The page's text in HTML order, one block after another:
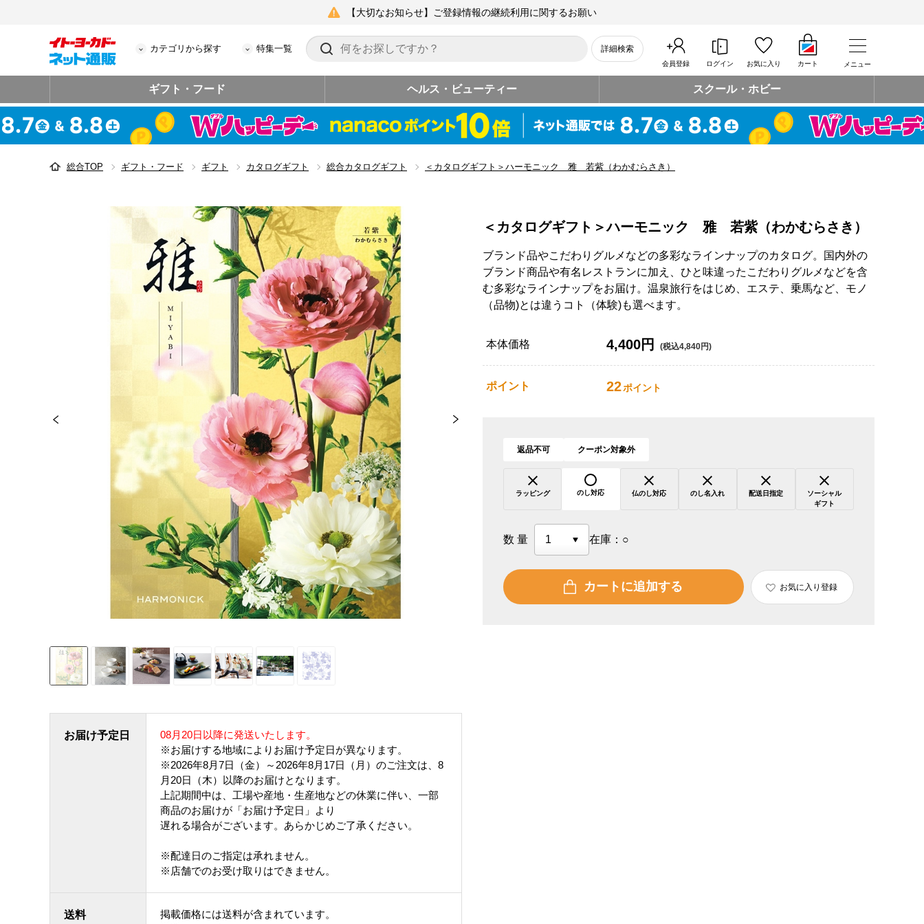
【大切なお知らせ】ご登録情報の継続利用に関するお願い
カテゴリから探す 特集一覧 詳細検索
会員登録 ログイン お気に入り カート メニュー
ギフト・フード ヘルス・ビューティー スクール・ホビー
総合TOP ギフト・フード ギフト カタログギフト 総合カタログギフト ＜カタログギフト＞ハーモニック 雅 若紫（わかむらさき）
お届け予定日
08月20日以降に発送いたします。
※お届けする地域によりお届け予定日が異なります。
※2026年8月7日（金）～2026年8月17日（月）のご注文は、8
月20日（木）以降のお届けとなります。
上記期間中は、工場や産地・生産地などの休業に伴い、一部
商品のお届けが「お届け予定日」より
遅れる場合がございます。あらかじめご了承ください。
※配達日のご指定は承れません。
※店舗でのお受け取りはできません。
送料
掲載価格には送料が含まれています。
＜カタログギフト＞ハーモニック 雅 若紫（わかむらさき）
ブランド品やこだわりグルメなどの多彩なラインナップのカタログ。国内外の
ブランド商品や有名レストランに加え、ひと味違ったこだわりグルメなどを含
む多彩なラインナップをお届け。温泉旅行をはじめ、エステ、乗馬など、モノ
（品物)とは違うコト（体験)も選べます。
本体価格 4,400円 (税込4,840円)
ポイント 22ポイント
返品不可 クーポン対象外
ラッピング のし対応 仏のし対応 のし名入れ 配送日指定
ソーシャル
ギフト
数量 在庫： ○
カートに追加する お気に入り登録